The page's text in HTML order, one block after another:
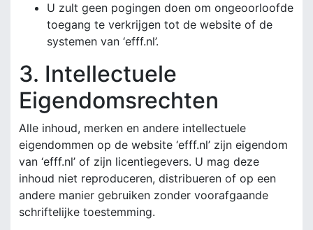
U zult geen pogingen doen om ongeoorloofde
toegang te verkrijgen tot de website of de
systemen van ‘efff.nl’.
3. Intellectuele
Eigendomsrechten
Alle inhoud, merken en andere intellectuele
eigendommen op de website ‘efff.nl’ zijn eigendom
van ‘efff.nl’ of zijn licentiegevers. U mag deze
inhoud niet reproduceren, distribueren of op een
andere manier gebruiken zonder voorafgaande
schriftelijke toestemming.